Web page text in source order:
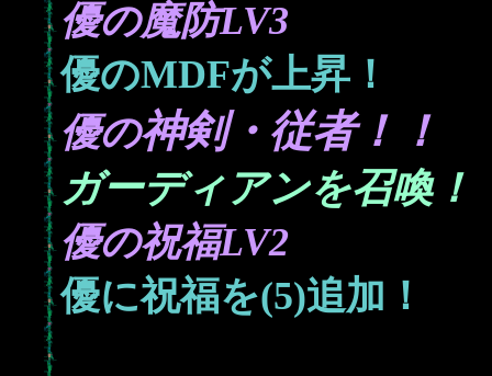
優の魔防LV3
優のMDFが上昇！
優の神剣・従者！！
ガーディアンを召喚！
優の祝福LV2
優に祝福を(5)追加！